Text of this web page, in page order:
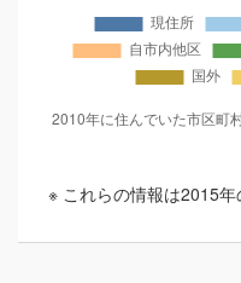
※ これらの情報は2015年